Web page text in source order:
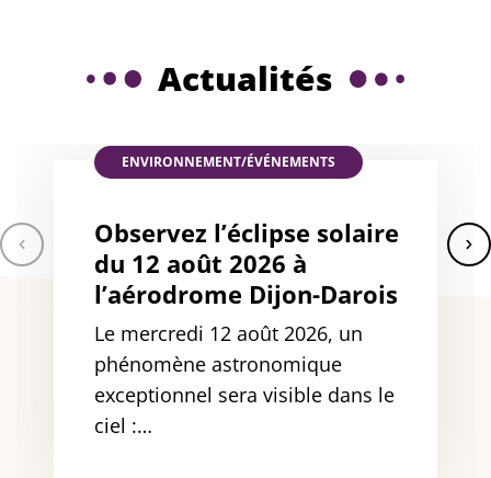
Actualités
ENVIRONNEMENT/ÉVÉNEMENTS
Observez l’éclipse solaire
du 12 août 2026 à
l’aérodrome Dijon-Darois
Le mercredi 12 août 2026, un
phénomène astronomique
exceptionnel sera visible dans le
ciel :…